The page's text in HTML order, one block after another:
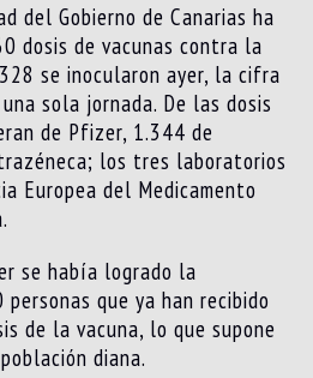
del Gobierno de Canarias ha
dosis de vacunas contra la
se inocularon ayer, la cifra
sola jornada. De las dosis
de Pfizer, 1.344 de
los tres laboratorios
Europea del Medicamento
se había logrado la
que ya han recibido
de la vacuna, lo que supone
diana.